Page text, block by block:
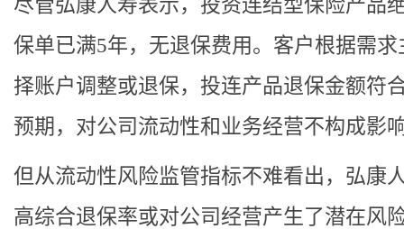
尽管弘康人寿表示，投资连结型保险产品
保单已满5年，无退保费用。客户根据需求
择账户调整或退保，投连产品退保金额符
预期，对公司流动性和业务经营不构成影
但从流动性风险监管指标不难看出，弘康
高综合退保率或对公司经营产生了潜在风